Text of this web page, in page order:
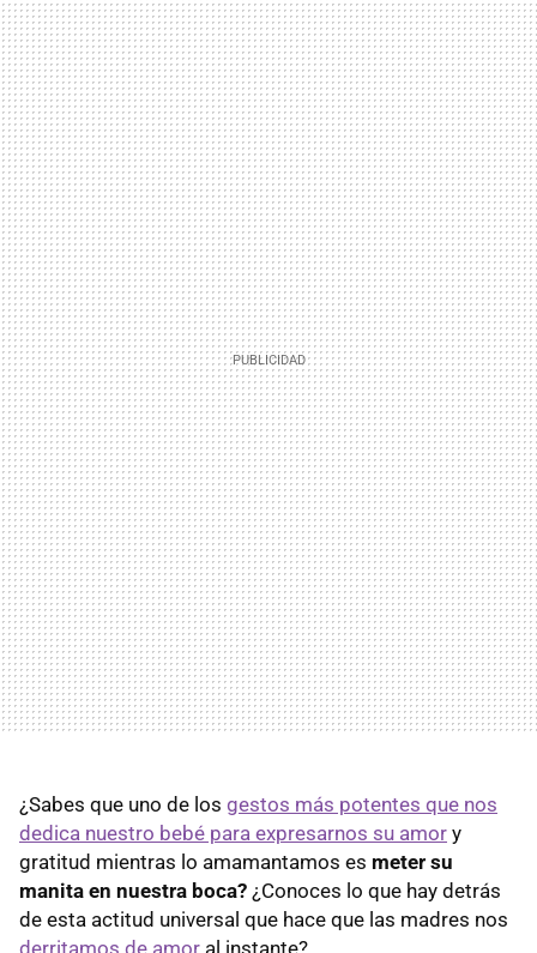
¿Sabes que uno de los gestos más potentes que nos
dedica nuestro bebé para expresarnos su amor y
gratitud mientras lo amamantamos es meter su
manita en nuestra boca? ¿Conoces lo que hay detrás
de esta actitud universal que hace que las madres nos
derritamos de amor al instante?